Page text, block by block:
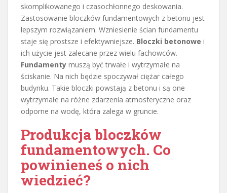
skomplikowanego i czasochłonnego deskowania.
Zastosowanie bloczków fundamentowych z betonu jest
lepszym rozwiązaniem. Wzniesienie ścian fundamentu
staje się prostsze i efektywniejsze. Bloczki betonowe i
ich użycie jest zalecane przez wielu fachowców.
Fundamenty muszą być trwałe i wytrzymałe na
ściskanie. Na nich będzie spoczywał ciężar całego
budynku. Takie bloczki powstają z betonu i są one
wytrzymałe na różne zdarzenia atmosferyczne oraz
odporne na wodę, która zalega w gruncie.
Produkcja bloczków
fundamentowych. Co
powinieneś o nich
wiedzieć?